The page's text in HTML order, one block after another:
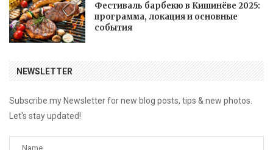
Фестиваль барбекю в Кишинёве 2025:
программа, локация и основные
события
NEWSLETTER
Subscribe my Newsletter for new blog posts, tips & new photos.
Let's stay updated!